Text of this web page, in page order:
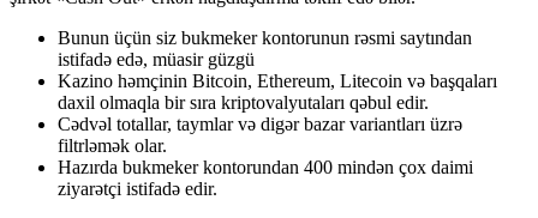
Bunun üçün siz bukmeker kontorunun rəsmi saytından
istifadə edə, müasir güzgü
Kazino həmçinin Bitcoin, Ethereum, Litecoin və başqaları
daxil olmaqla bir sıra kriptovalyutaları qəbul edir.
Cədvəl totallar, taymlar və digər bazar variantları üzrə
filtrləmək olar.
Hazırda bukmeker kontorundan 400 mindən çox daimi
ziyarətçi istifadə edir.